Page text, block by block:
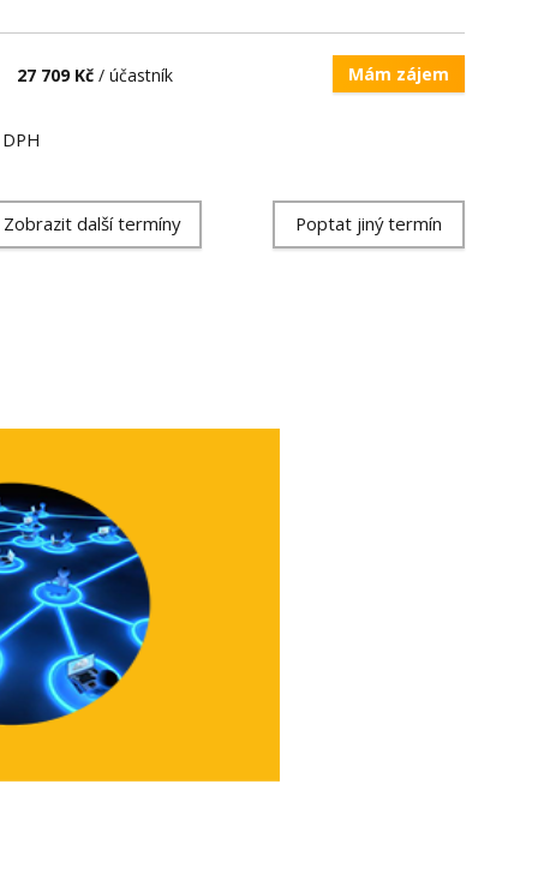
27 709 Kč / účastník Mám zájem
Zobrazit další termíny Poptat jiný termín